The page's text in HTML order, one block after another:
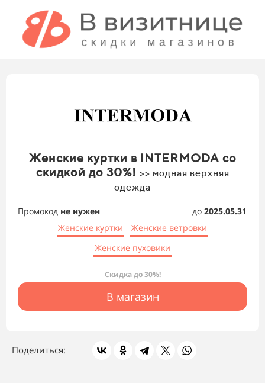
Женские куртки в INTERMODA со
скидкой до 30%! >> модная верхняя
одежда
Промокод не нужен до 2025.05.31
Женские куртки
Женские ветровки
Женские пуховики
Скидка до 30%!
В магазин
Поделиться: